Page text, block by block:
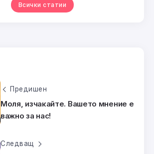
Всички статии
Предишен
Моля, изчакайте. Вашето мнение е
важно за нас!
Следващ